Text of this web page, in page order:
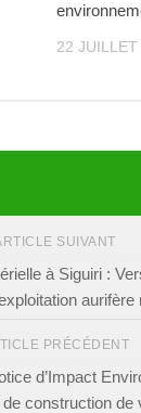
22
SUIVANT
à Siguiri :
PRÉCÉDENT
d’Impact
construction de